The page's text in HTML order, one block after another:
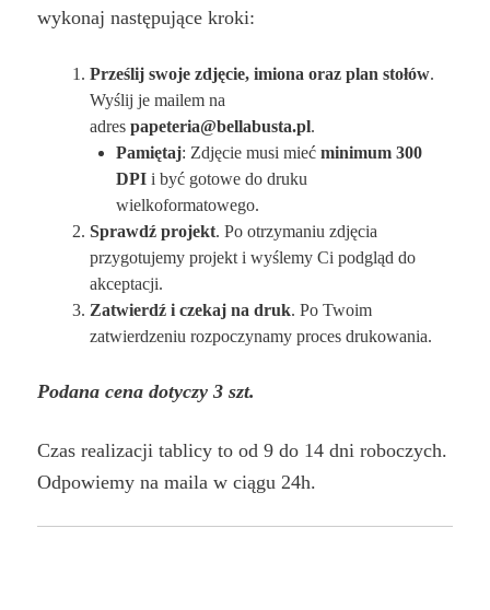
wykonaj następujące kroki:
Prześlij swoje zdjęcie, imiona oraz plan stołów.
Wyślij je mailem na
adres papeteria@bellabusta.pl.
Pamiętaj: Zdjęcie musi mieć minimum 300
DPI i być gotowe do druku
wielkoformatowego.
Sprawdź projekt. Po otrzymaniu zdjęcia
przygotujemy projekt i wyślemy Ci podgląd do
akceptacji.
Zatwierdź i czekaj na druk. Po Twoim
zatwierdzeniu rozpoczynamy proces drukowania.
Podana cena dotyczy 3 szt.
Czas realizacji tablicy to od 9 do 14 dni roboczych.
Odpowiemy na maila w ciągu 24h.